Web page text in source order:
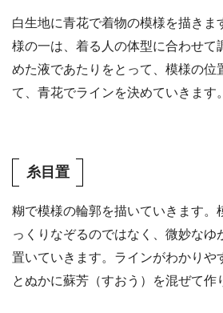
白生地に青花で着物の模様を描きま
様の一は、着る人の体型に合わせて
めた液であたりをとって、模様の位
て、青花でラインを決めていきます。
糸目置
糊で模様の輪郭を描いていきます。
っくりなぞるのではなく、微妙なゆ
置いていきます。ラインがわかりや
とぬかに蘇芳（すおう）を混ぜて作